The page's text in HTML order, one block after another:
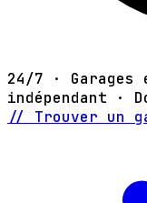
24/7 · Garages
indépendant ·
// Trouver un